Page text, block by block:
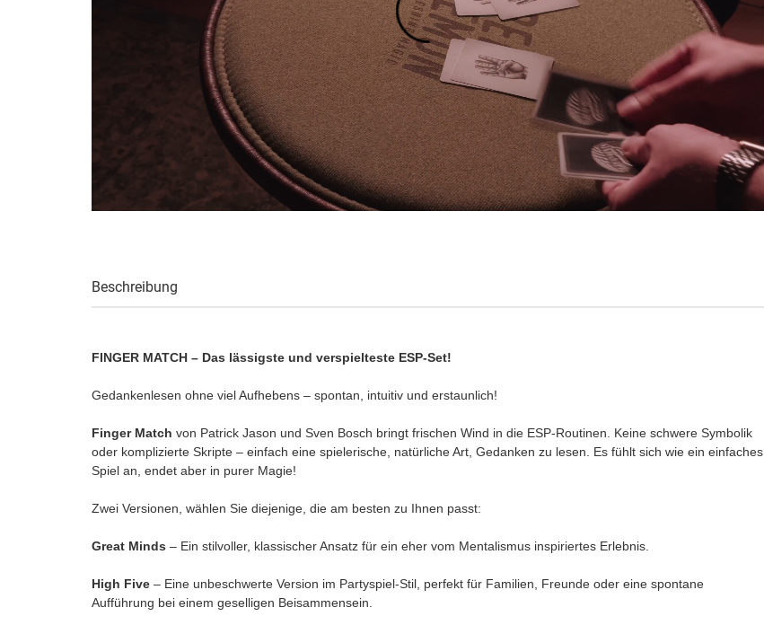
Beschreibung
FINGER MATCH – Das lässigste und verspielteste ESP-Set!
Gedankenlesen ohne viel Aufhebens – spontan, intuitiv und erstaunlich!
Finger Match von Patrick Jason und Sven Bosch bringt frischen Wind in die ESP-Routinen. Keine schwere Symbolik
oder komplizierte Skripte – einfach eine spielerische, natürliche Art, Gedanken zu lesen. Es fühlt sich wie ein einfaches
Spiel an, endet aber in purer Magie!
Zwei Versionen, wählen Sie diejenige, die am besten zu Ihnen passt:
Great Minds – Ein stilvoller, klassischer Ansatz für ein eher vom Mentalismus inspiriertes Erlebnis.
High Five – Eine unbeschwerte Version im Partyspiel-Stil, perfekt für Familien, Freunde oder eine spontane
Aufführung bei einem geselligen Beisammensein.